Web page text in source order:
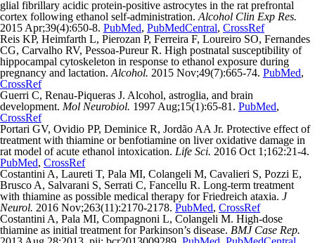
glial fibrillary acidic protein-positive astrocytes in the rat prefrontal
cortex following ethanol self-administration. Alcohol Clin Exp Res.
2015 Apr;39(4):650-8. PubMed, PubMedCentral, CrossRef
Reis KP, Heimfarth L, Pierozan P, Ferreira F, Loureiro SO, Fernandes
CG, Carvalho RV, Pessoa-Pureur R. High postnatal susceptibility of
hippocampal cytoskeleton in response to ethanol exposure during
pregnancy and lactation. Alcohol. 2015 Nov;49(7):665-74. PubMed,
CrossRef
Guerri C, Renau-Piqueras J. Alcohol, astroglia, and brain
development. Mol Neurobiol. 1997 Aug;15(1):65-81. PubMed,
CrossRef
Portari GV, Ovidio PP, Deminice R, Jordão AA Jr. Protective effect of
treatment with thiamine or benfotiamine on liver oxidative damage in
rat model of acute ethanol intoxication. Life Sci. 2016 Oct 1;162:21-4.
PubMed, CrossRef
Costantini A, Laureti T, Pala MI, Colangeli M, Cavalieri S, Pozzi E,
Brusco A, Salvarani S, Serrati C, Fancellu R. Long-term treatment
with thiamine as possible medical therapy for Friedreich ataxia. J
Neurol. 2016 Nov;263(11):2170-2178. PubMed, CrossRef
Costantini A, Pala MI, Compagnoni L, Colangeli M. High-dose
thiamine as initial treatment for Parkinson’s disease. BMJ Case Rep.